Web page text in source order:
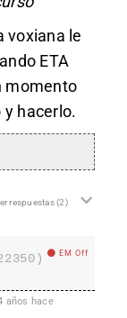
voxiana le
ETA
momento
y hacerlo.
respuestas(2)
EM Off
años hace